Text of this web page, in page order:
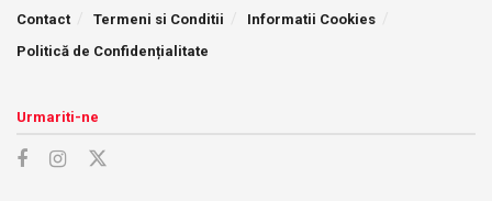
Contact Termeni si Conditii
Informatii Cookies
Politică de Confidențialitate
Urmariti-ne